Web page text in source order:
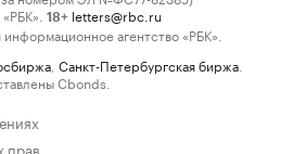
18+ letters@rbc.ru
агентство «РБК».
Санкт-Петербургская биржа
Cbonds.
прав